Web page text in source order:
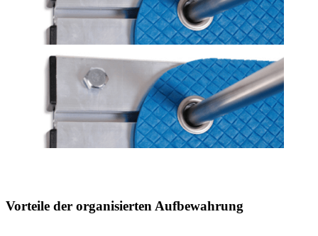
Vorteile der organisierten Aufbewahrung